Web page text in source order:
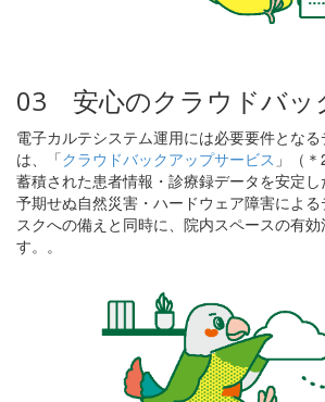
03 安心のクラウドバッ
電子カルテシステム運用には必要要件となる
は、「クラウドバックアップサービス 」（
蓄積された患者情報・診療録データを安定し
予期せぬ自然災害・ハードウェア障害によ
スクへの備えと同時に、院内スペースの有効
す。。